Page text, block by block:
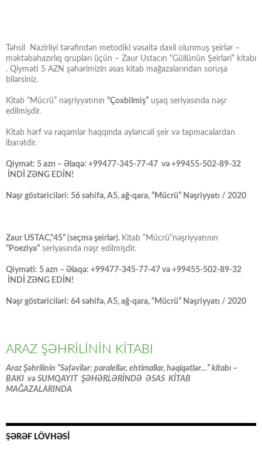
Təhsil Nazirliyi tərəfindən metodiki vəsaitə daxil olunmuş şeirlər –
məktəbəhazırlıq qrupları üçün – Zaur Ustacın “Güllünün Şeirləri” kitabı
. Qiyməti 5 AZN şəhərimizin əsas kitab mağazalarından soruşa
bilərsiniz.
Kitab “Mücrü” nəşriyyatının “Çoxbilmiş” uşaq seriyasında nəşr
edilmişdir.
Kitab hərf və rəqəmlər haqqında əyləncəli şeir və tapmacalardan
ibarətdir.
Qiymət: 5 azn – Əlaqə: +99477-345-77-47 və +99455-502-89-32
İNDİ ZƏNG EDİN!
Nəşr göstəriciləri: 56 səhifə, A5, ağ-qara, “Mücrü” Nəşriyyatı / 2020
Zaur USTAC,“45” (seçmə şeirlər). Kitab “Mücrü”nəşriyyatının
“Poeziya” seriyasında nəşr edilmişdir.
Qiyməti: 5 azn – Əlaqə: +99477-345-77-47 və +99455-502-89-32
İNDİ ZƏNG EDİN!
Nəşr göstəriciləri: 64 səhifə, A5, ağ-qara, “Mücrü” Nəşriyyatı / 2020
ARAZ ŞƏHRİLİNİN KİTABI
Araz Şəhrilinin “Səfəvilər: paralellər, ehtimallar, həqiqətlər…” kitabı –
BAKI və SUMQAYIT ŞƏHƏRLƏRİNDƏ ƏSAS KİTAB
MAĞAZALARINDA
ŞƏRƏF LÖVHƏSİ